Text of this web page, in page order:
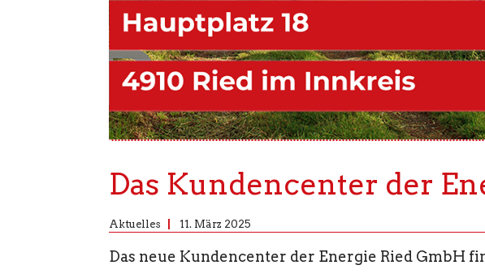
Das Kundencenter der
Aktuelles 11. März 2025
Das neue Kundencenter der Energie Ried GmbH